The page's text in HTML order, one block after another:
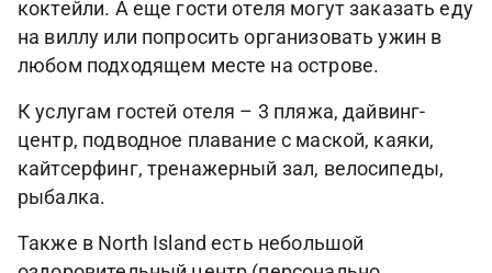
коктейли. А еще гости отеля могут заказать еду
на виллу или попросить организовать ужин в
любом подходящем месте на острове.
К услугам гостей отеля – 3 пляжа, дайвинг-
центр, подводное плавание с маской, каяки,
кайтсерфинг, тренажерный зал, велосипеды,
рыбалка.
Также в North Island есть небольшой